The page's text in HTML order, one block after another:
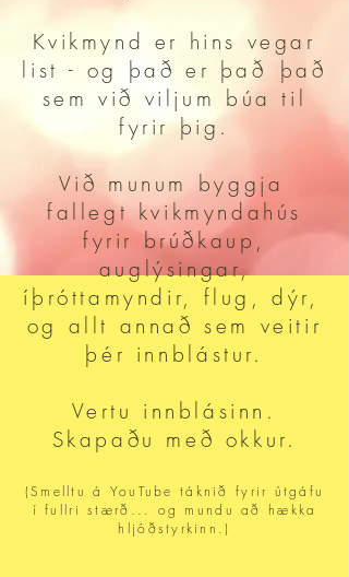
Kvikmynd er hins vegar
list - og það er það
það
sem við viljum búa til
fyrir þig.
Við munum byggja
fallegt kvikmyndahús
fyrir brúðkaup,
auglýsingar,
íþróttamyndir, flug, dýr,
og allt annað sem veitir
þér innblástur.
Vertu innblásinn.
Skapaðu með okkur.
(Smelltu á YouTube táknið fyrir útgáfu
í fullri stærð... og mundu að hækka
hljóðstyrkinn.)